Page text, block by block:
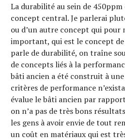
La durabilité au sein de
concept central. Je parlerai
ou d’un autre concept qui pour
important, qui est le concept de
parle de durabilité, on traîne
de concepts liés à la
bâti ancien a été construit à
critères de performance
évalue le bâti ancien par
on n’a pas de très bons
les gens à avoir envie de tout
un coût en matériaux qui est